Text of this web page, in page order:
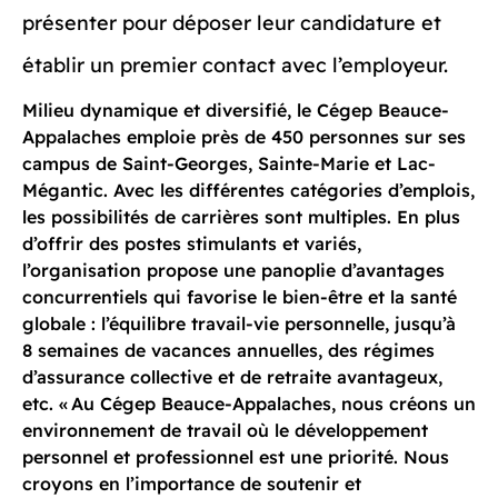
présenter pour déposer leur candidature et
établir un premier contact avec l’employeur.
Milieu dynamique et diversifié, le Cégep Beauce-
Appalaches emploie près de 450 personnes sur ses
campus de Saint-Georges, Sainte-Marie et Lac-
Mégantic. Avec les différentes catégories d’emplois,
les possibilités de carrières sont multiples. En plus
d’offrir des postes stimulants et variés,
l’organisation propose une panoplie d’avantages
concurrentiels qui favorise le bien-être et la santé
globale : l’équilibre travail-vie personnelle, jusqu’à
8 semaines de vacances annuelles, des régimes
d’assurance collective et de retraite avantageux,
etc. « Au Cégep Beauce-Appalaches, nous créons un
environnement de travail où le développement
personnel et professionnel est une priorité. Nous
croyons en l’importance de soutenir et